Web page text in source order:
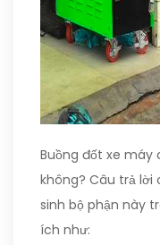
Buồng đốt xe máy
không? Câu trả lời
sinh bộ phận này
ích như: